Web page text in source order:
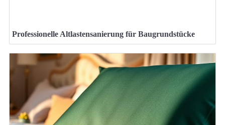
Professionelle Altlastensanierung für Baugrundstücke